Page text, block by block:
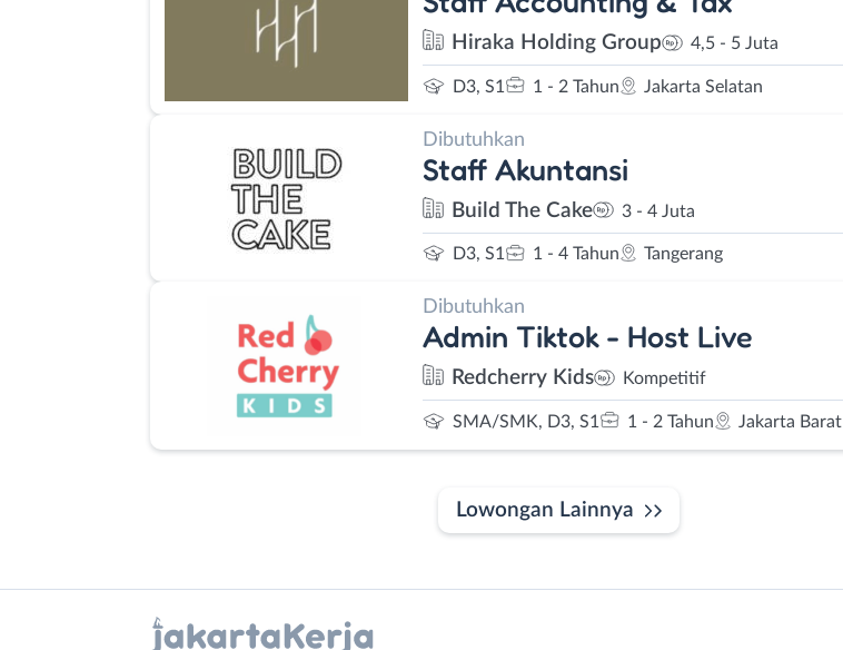
Hiraka Holding Group 4,5 - 5 Juta
D3, S1 1 - 2 Tahun Jakarta Selatan
Dibutuhkan
Staff Akuntansi
Build The Cake 3 - 4 Juta
D3, S1 1 - 4 Tahun Tangerang
Dibutuhkan
Admin Tiktok - Host Live
Redcherry Kids Kompetitif
SMA/SMK, D3, S1 1 - 2 Tahun Jakarta Barat
Lowongan Lainnya